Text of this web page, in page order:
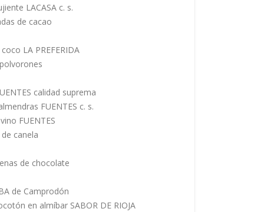
LACASA c. s.
de cacao
LA PREFERIDA
calidad suprema
FUENTES c. s.
FUENTES
canela
de chocolate
de Camprodón
en almíbar SABOR DE RIOJA